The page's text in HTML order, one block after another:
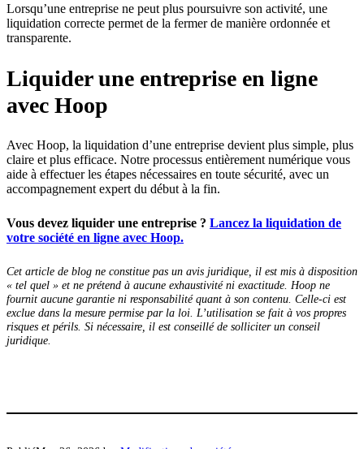
Lorsqu’une entreprise ne peut plus poursuivre son activité, une
liquidation correcte permet de la fermer de manière ordonnée et
transparente.
Liquider une entreprise en ligne
avec Hoop
Avec Hoop, la liquidation d’une entreprise devient plus simple, plus
claire et plus efficace. Notre processus entièrement numérique vous
aide à effectuer les étapes nécessaires en toute sécurité, avec un
accompagnement expert du début à la fin.
Vous devez liquider une entreprise ? Lancez la liquidation de
votre société en ligne avec Hoop.
Cet article de blog ne constitue pas un avis juridique, il est mis à disposition
« tel quel » et ne prétend à aucune exhaustivité ni exactitude. Hoop ne
fournit aucune garantie ni responsabilité quant à son contenu. Celle-ci est
exclue dans la mesure permise par la loi. L’utilisation se fait à vos propres
risques et périls. Si nécessaire, il est conseillé de solliciter un conseil
juridique.